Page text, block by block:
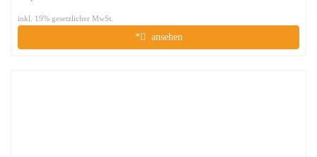
inkl. 19% gesetzlicher MwSt.
* ansehen